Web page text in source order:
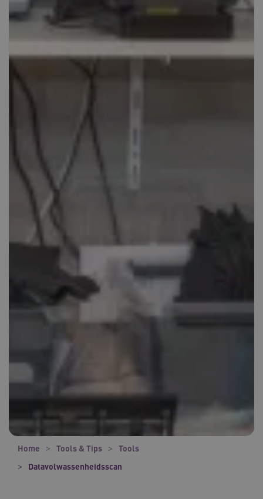
Home Tools & Tips
Tools
Datavolwassenheidsscan